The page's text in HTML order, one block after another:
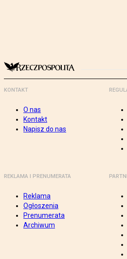
KONTAKT
O nas
Kontakt
Napisz do nas
REKLAMA I PRENUMERATA
Reklama
Ogłoszenia
Prenumerata
Archiwum